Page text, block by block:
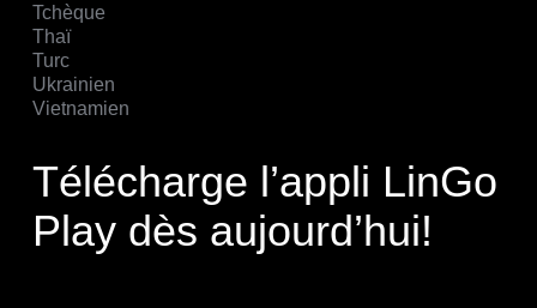
Tchèque
Thaï
Turc
Ukrainien
Vietnamien
Télécharge l’appli LinGo
Play dès aujourd’hui!